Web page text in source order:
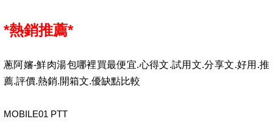
*熱銷推薦*
蔥阿嬸-鮮肉湯包哪裡買最便宜.心得文.試用文.分享文.好用.推
薦.評價.熱銷.開箱文.優缺點比較
MOBILE01 PTT